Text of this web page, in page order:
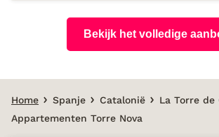
Bekijk het volledige
Home Spanje Catalonië
La Torre
Appartementen Torre Nova